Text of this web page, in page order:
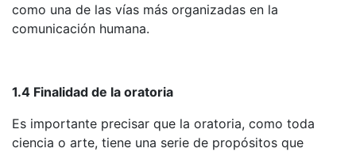
como una de las vías más organizadas en la
comunicación humana.
1.4 Finalidad de la oratoria
Es importante precisar que la oratoria, como toda
ciencia o arte, tiene una serie de propósitos que